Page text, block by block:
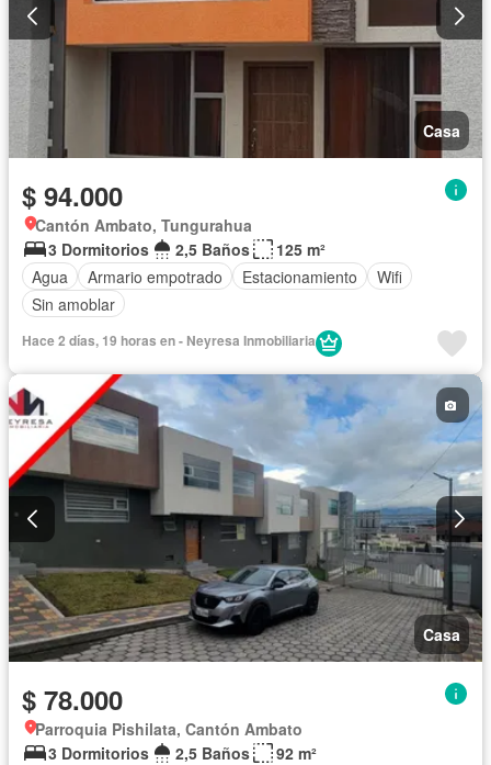
Casa
$ 94.000
Cantón Ambato, Tungurahua
3 Dormitorios
2,5 Baños
125 m²
Agua
Armario empotrado Estacionamiento
Wifi
Sin amoblar
Hace 2 días, 19 horas en - Neyresa Inmobiliaria
Casa
$ 78.000
Parroquia Pishilata, Cantón Ambato
3 Dormitorios
2,5 Baños
92 m²